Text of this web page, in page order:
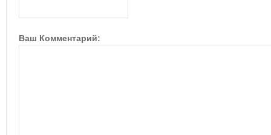
Ваш Комментарий: